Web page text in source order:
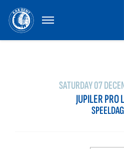
MENU
SATURDAY 07
JUPILER PRO